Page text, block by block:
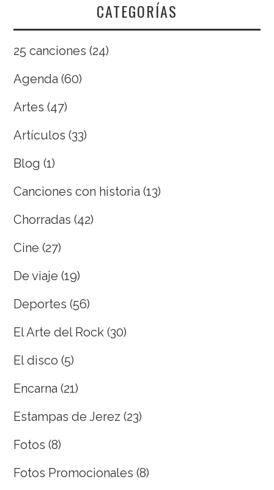
CATEGORÍAS
25 canciones (24)
Agenda (60)
Artes (47)
Artículos (33)
Blog (1)
Canciones con historia (13)
Chorradas (42)
Cine (27)
De viaje (19)
Deportes (56)
El Arte del Rock (30)
El disco (5)
Encarna (21)
Estampas de Jerez (23)
Fotos (8)
Fotos Promocionales (8)